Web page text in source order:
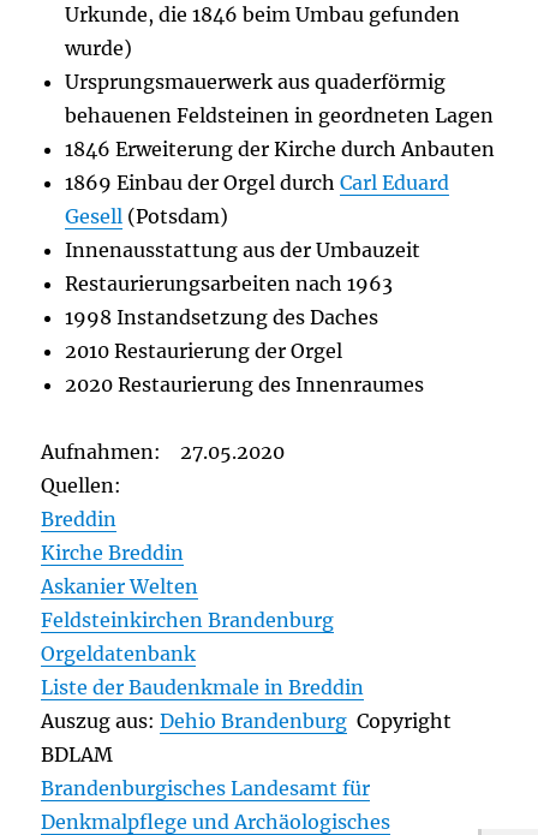
Urkunde, die 1846 beim Umbau gefunden
wurde)
Ursprungsmauerwerk aus quaderförmig
behauenen Feldsteinen in geordneten Lagen
1846 Erweiterung der Kirche durch Anbauten
1869 Einbau der Orgel durchCarl Eduard
Gesell (Potsdam)
Innenausstattung aus der Umbauzeit
Restaurierungsarbeiten nach 1963
1998 Instandsetzung des Daches
2010 Restaurierung der Orgel
2020 Restaurierung des Innenraumes
Aufnahmen: 27.05.2020
Quellen:
Breddin
Kirche Breddin
Askanier Welten
Feldsteinkirchen Brandenburg
Orgeldatenbank
Liste der Baudenkmale in Breddin
Auszug aus:Dehio Brandenburg Copyright
BDLAM
Brandenburgisches Landesamt für
Denkmalpflege und Archäologisches